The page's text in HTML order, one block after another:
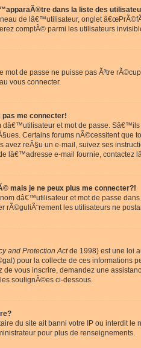
dans la liste des
de lâ€™utilisateur, onglet
comptÃ© parmi les utilisateurs
mot de passe ne puisse pas Ãªtre
vous connecter.
me connecter!
dâ€™utilisateur et mot de passe.
Certains forums nÃ©cessitent
avez reÃ§u un e-mail, suivez ses
lâ€™adresse e-mail fournie, contactez
mais je ne peux plus me connecter?!
dâ€™utilisateur et mot de passe
rÃ©guliÃ¨rement les utilisateurs ne
and Protection Actde 1998) est une loi
pour la collecte de ces informations
de vous inscrire, demandez une
soulignÃ©es ci-dessous.
du site ait banni votre IP ou interdit
pour plus de renseignements.